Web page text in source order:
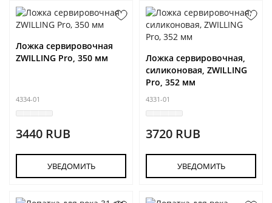
Ложка сервировочная
ZWILLING Pro, 350 мм
4334-01
3440 RUB
УВЕДОМИТЬ
Ложка сервировочная,
силиконовая, ZWILLING
Pro, 352 мм
4331-01
3720 RUB
УВЕДОМИТЬ